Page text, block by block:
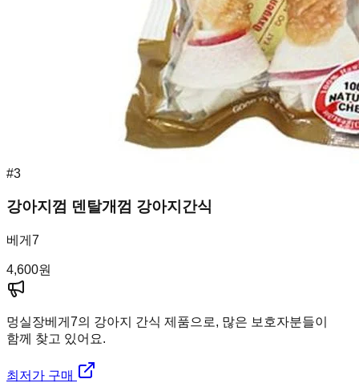
#3
강아지껌 덴탈개껌 강아지간식
베게7
4,600원
멍실장베게7의 강아지 간식 제품으로, 많은 보호자분들이
함께 찾고 있어요.
최저가 구매